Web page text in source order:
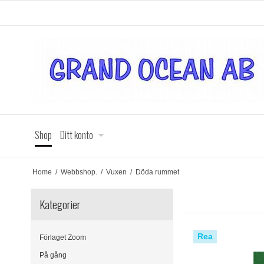
Shop Ditt konto
Home / Webbshop. / Vuxen / Döda rummet
Kategorier
Förlaget Zoom
På gång
Rea